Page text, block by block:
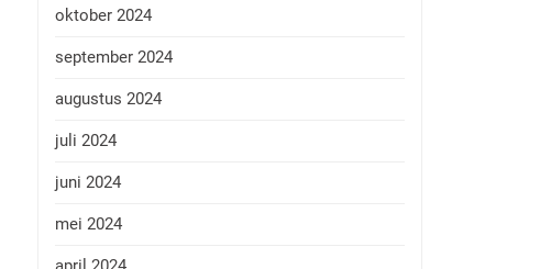
oktober 2024
september 2024
augustus 2024
juli 2024
juni 2024
mei 2024